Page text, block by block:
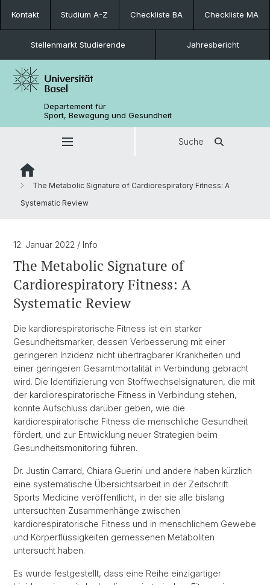
Kontakt Studium A-Z Checkliste BA Checkliste MA
Stellenmarkt Studierende Jahresbericht
Departement für
Sport, Bewegung und Gesundheit
Suche
The Metabolic Signature of Cardiorespiratory Fitness: A
Systematic Review
12. Januar 2022 / Info
The Metabolic Signature of
Cardiorespiratory Fitness: A
Systematic Review
Die kardiorespiratorische Fitness ist ein starker
Gesundheitsmarker, dessen Verbesserung mit einer
geringeren Inzidenz nicht übertragbarer Krankheiten und
einer geringeren Gesamtmortalität in Verbindung gebracht
wird. Die Identifizierung von Stoffwechselsignaturen, die mit
der kardiorespiratorische Fitness in Verbindung stehen,
könnte Aufschluss darüber geben, wie die
kardiorespiratorische Fitness die menschliche Gesundheit
fördert, und zur Entwicklung neuer Strategien beim
Gesundheitsmonitoring führen.
Dr. Justin Carrard, Chiara Guerini und andere haben kürzlich
eine systematische Übersichtsarbeit in der Zeitschrift
Sports Medicine veröffentlicht, in der sie alle bislang
untersuchten Zusammenhänge zwischen
kardiorespiratorische Fitness und in menschlichem Gewebe
und Körperflüssigkeiten gemessenen Metaboliten
untersucht haben.
Es wurde festgestellt, dass eine Reihe einzigartiger